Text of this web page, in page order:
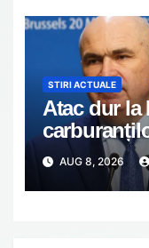
STIRI ACTUALE
Atac dur la
de după”
AUG 8, 2026